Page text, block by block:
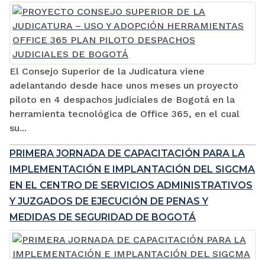
El Consejo Superior de la Judicatura viene
adelantando desde hace unos meses un proyecto
piloto en 4 despachos judiciales de Bogotá en la
herramienta tecnológica de Office 365, en el cual
su...
PRIMERA JORNADA DE CAPACITACIÓN PARA LA
IMPLEMENTACIÓN E IMPLANTACIÓN DEL SIGCMA
EN EL CENTRO DE SERVICIOS ADMINISTRATIVOS
Y JUZGADOS DE EJECUCIÓN DE PENAS Y
MEDIDAS DE SEGURIDAD DE BOGOTÁ